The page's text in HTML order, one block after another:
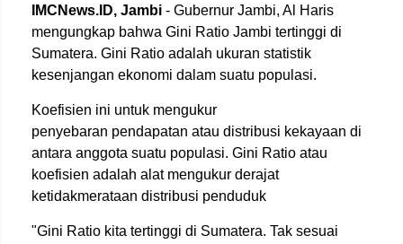
IMCNews.ID, Jambi - Gubernur Jambi, Al Haris
mengungkap bahwa Gini Ratio Jambi tertinggi di
Sumatera. Gini Ratio adalah ukuran statistik
kesenjangan ekonomi dalam suatu populasi.
Koefisien ini untuk mengukur
penyebaran pendapatan atau distribusi kekayaan di
antara anggota suatu populasi. Gini Ratio atau
koefisien adalah alat mengukur derajat
ketidakmerataan distribusi penduduk
"Gini Ratio kita tertinggi di Sumatera. Tak sesuai